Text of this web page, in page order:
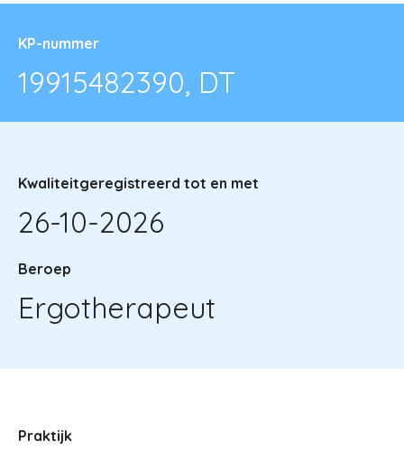
KP-nummer
19915482390, DT
Kwaliteitgeregistreerd tot en met
26-10-2026
Beroep
Ergotherapeut
Praktijk